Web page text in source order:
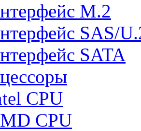
M.2
SAS/
SATA
CPU
CPU